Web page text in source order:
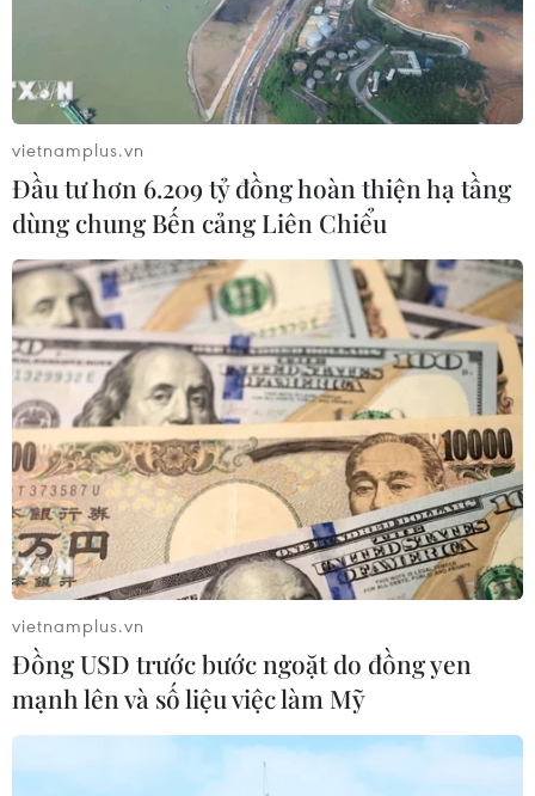
ra một cách phù hợp," và việc duy trì mối quan hệ tốt
với các lãnh đạo Nga và Ukraine là chìa khóa để đàm
phán chấm dứt xung đột.
vietnamplus.vn
Đầu tư hơn 6.209 tỷ đồng hoàn thiện hạ tầng
dùng chung Bến cảng Liên Chiểu
vietnamplus.vn
Đồng USD trước bước ngoặt do đồng yen
mạnh lên và số liệu việc làm Mỹ